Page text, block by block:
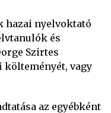
hazai nyelvoktató
és
Szirtes
költeményét, vagy
az egyébként